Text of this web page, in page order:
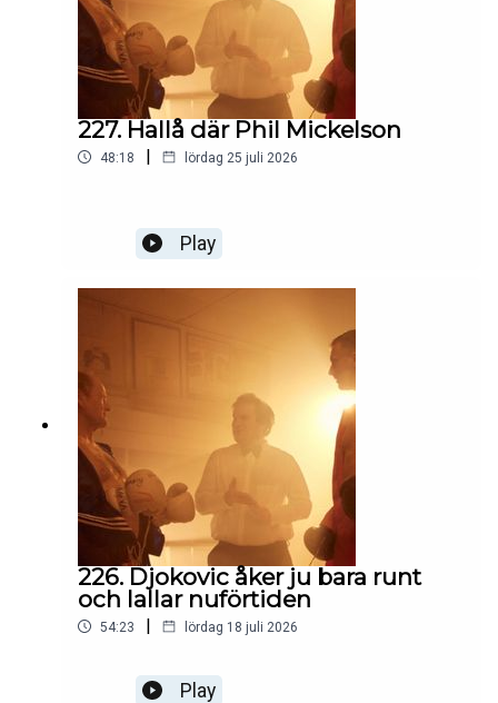
227. Hallå där Phil Mickelson
48:18 | lördag 25 juli 2026
Play
226. Djokovic åker ju bara runt
och lallar nuförtiden
54:23 | lördag 18 juli 2026
Play